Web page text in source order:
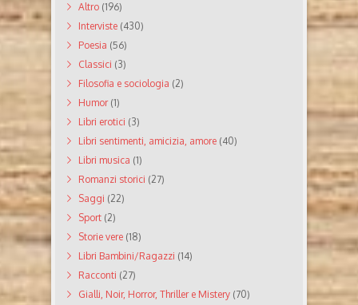
Altro (196)
Interviste (430)
Poesia (56)
Classici (3)
Filosofia e sociologia (2)
Humor(1)
Libri erotici (3)
Libri sentimenti, amicizia, amore (40)
Libri musica (1)
Romanzi storici (27)
Saggi (22)
Sport (2)
Storie vere (18)
Libri Bambini/Ragazzi (14)
Racconti (27)
Gialli, Noir, Horror, Thriller e Mistery (70)